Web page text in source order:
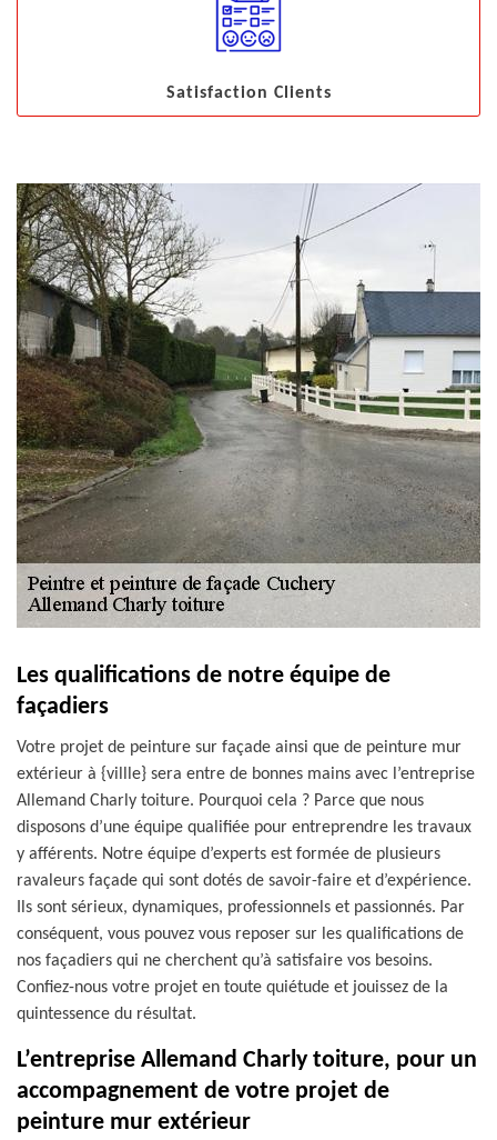
Satisfaction Clients
Les qualifications de notre équipe de
façadiers
Votre projet de peinture sur façade ainsi que de peinture mur
extérieur à {villle} sera entre de bonnes mains avec l’entreprise
Allemand Charly toiture. Pourquoi cela ? Parce que nous
disposons d’une équipe qualifiée pour entreprendre les travaux
y afférents. Notre équipe d’experts est formée de plusieurs
ravaleurs façade qui sont dotés de savoir-faire et d’expérience.
Ils sont sérieux, dynamiques, professionnels et passionnés. Par
conséquent, vous pouvez vous reposer sur les qualifications de
nos façadiers qui ne cherchent qu’à satisfaire vos besoins.
Confiez-nous votre projet en toute quiétude et jouissez de la
quintessence du résultat.
L’entreprise Allemand Charly toiture, pour un
accompagnement de votre projet de
peinture mur extérieur